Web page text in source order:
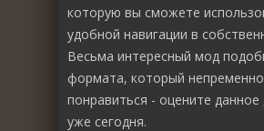
которую вы сможете
удобной навигации в
Весьма интересный мод
формата, который
понравиться - оцените
уже сегодня.